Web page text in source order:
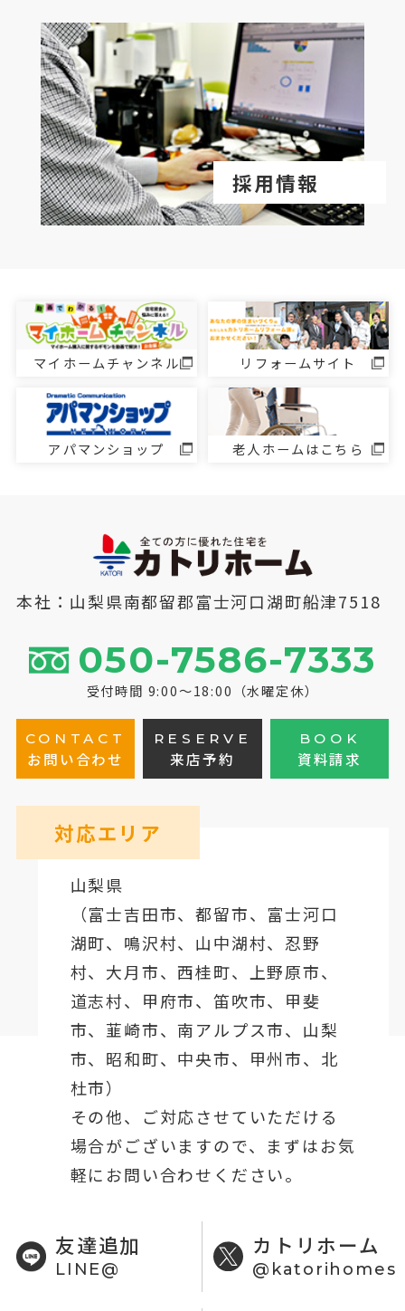
採用情報
マイホームチャンネル リフォームサイト
アパマンショップ 老人ホームはこちら
本社：山梨県南都留郡富士河口湖町船津7518
050-7586-7333
受付時間 9:00～18:00（水曜定休）
CONTACT
お問い合わせ
RESERVE
来店予約
BOOK
資料請求
対応エリア
山梨県
（富士吉田市、都留市、 富士河口
湖町、鳴沢村、山中湖村、忍野
村、 大月市、西桂町、上野原市、
道志村、 甲府市、笛吹市、甲斐
市、韮崎市、南アルプス市、山梨
市、昭和町、中央市、甲州市、北
杜市）
その他、ご対応させていただける
場合がございますので、まずはお気
軽にお問い合わせください。
友達追加
LINE@
カトリホーム
@katorihomes